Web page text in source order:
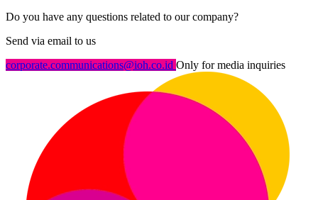
Do you have any questions related to our company?
Send via email to us
corporate.communications@ioh.co.id Only for media inquiries